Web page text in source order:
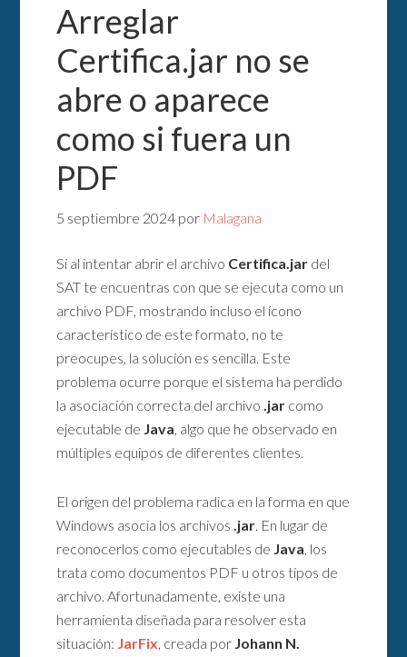
Arreglar
Certifica.jar no se
abre o aparece
como si fuera un
PDF
5 septiembre 2024 por Malagana
Si al intentar abrir el archivo Certifica.jar del
SAT te encuentras con que se ejecuta como un
archivo PDF, mostrando incluso el ícono
característico de este formato, no te
preocupes, la solución es sencilla. Este
problema ocurre porque el sistema ha perdido
la asociación correcta del archivo.jar como
ejecutable de Java, algo que he observado en
múltiples equipos de diferentes clientes.
El origen del problema radica en la forma en que
Windows asocia los archivos.jar. En lugar de
reconocerlos como ejecutables de Java, los
trata como documentos PDF u otros tipos de
archivo. Afortunadamente, existe una
herramienta diseñada para resolver esta
situación: JarFix, creada por Johann N.